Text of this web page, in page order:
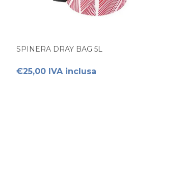
SPINERA DRAY BAG 5L
€25,00 IVA inclusa